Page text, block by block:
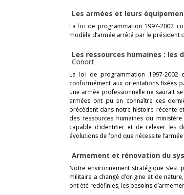
Les armées et leurs
La loi de programmation 1997-2002
modèle d’armée arrêté par le président
Les ressources humaines :
Conort
La loi de programmation 1997-2002
conformément aux orientations fixées
une armée professionnelle ne saurait
armées ont pu en connaître ces
précédent dans notre histoire récente
des ressources humaines du
capable d’identifier et de relever les
évolutions de fond que nécessite
Armement et rénovation du
Notre environnement stratégique s’est
militaire a changé d’origine et de
ont été redéfinies, les besoins